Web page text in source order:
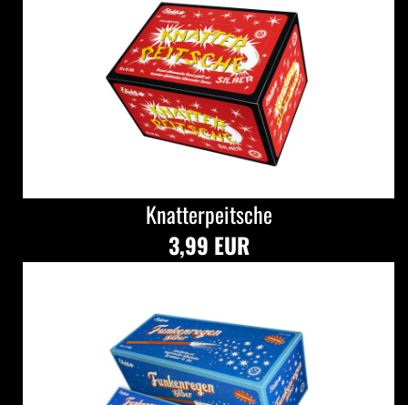
Knatterpeitsche
3,99 EUR